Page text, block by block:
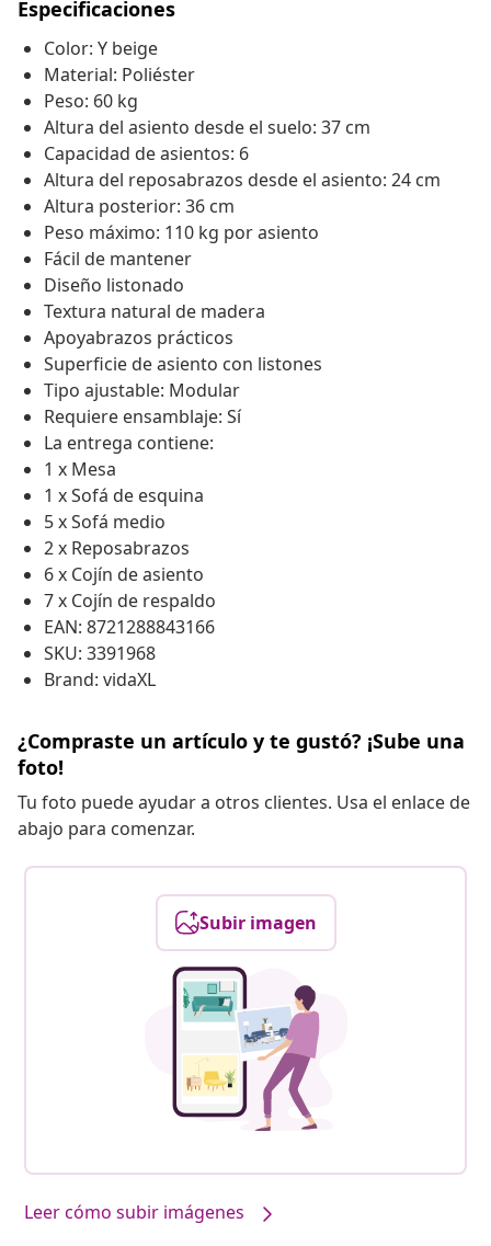
Especificaciones
Color: Y beige
Material: Poliéster
Peso: 60 kg
Altura del asiento desde el suelo: 37 cm
Capacidad de asientos: 6
Altura del reposabrazos desde el asiento: 24 cm
Altura posterior: 36 cm
Peso máximo: 110 kg por asiento
Fácil de mantener
Diseño listonado
Textura natural de madera
Apoyabrazos prácticos
Superficie de asiento con listones
Tipo ajustable: Modular
Requiere ensamblaje: Sí
La entrega contiene:
1 x Mesa
1 x Sofá de esquina
5 x Sofá medio
2 x Reposabrazos
6 x Cojín de asiento
7 x Cojín de respaldo
EAN: 8721288843166
SKU: 3391968
Brand: vidaXL
¿Compraste un artículo y te gustó? ¡Sube una
foto!
Tu foto puede ayudar a otros clientes. Usa el enlace de
abajo para comenzar.
Subir imagen
Leer cómo subir imágenes